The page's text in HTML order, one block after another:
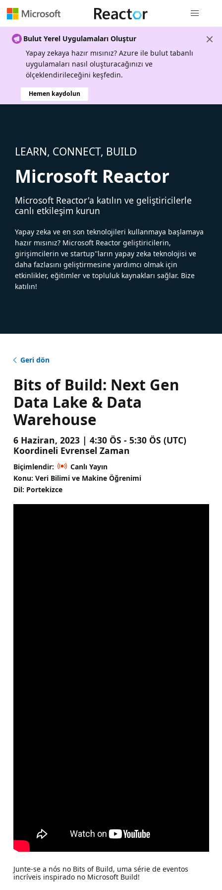
Bulut Yerel Uygulamaları Oluştur
Yapay zekaya hazır mısınız? Azure ile bulut tabanlı
uygulamaları nasıl oluşturacağınızı ve
ölçeklendirileceğini keşfedin.
Hemen kaydolun
LEARN, CONNECT, BUILD
Microsoft Reactor
Microsoft Reactor'a katılın ve geliştiricilerle
canlı etkileşim kurun
Yapay zeka ve en son teknolojileri kullanmaya başlamaya
hazır mısınız? Microsoft Reactor geliştiricilerin,
girişimcilerin ve startup''ların yapay zeka teknolojisi ve
daha fazlasını geliştirmesine yardımcı olmak için
etkinlikler, eğitimler ve topluluk kaynakları sağlar. Bize
katılın!
Geri dön
Bits of Build: Next Gen
Data Lake & Data
Warehouse
6 Haziran, 2023 | 4:30 ÖS - 5:30 ÖS (UTC)
Koordineli Evrensel Zaman
Biçimlendir:
Canlı Yayın
Konu: Veri Bilimi ve Makine Öğrenimi
Dil: Portekizce
Junte-se a nós no Bits of Build, uma série de eventos
incríveis inspirado no Microsoft Build!